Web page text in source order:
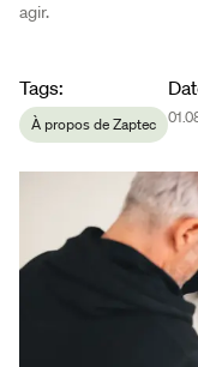
agir.
Article metadata
Tags:
À propos de Zaptec